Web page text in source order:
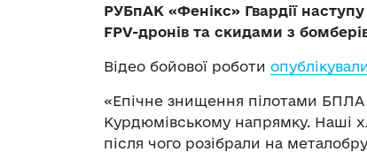
РУБпАК «Фенікс» Гвардії
FPV-дронів та скидами з
Відео бойової роботи опублікували
«Епічне знищення пілотами
Курдюмівському напрямку. Наші
після чого розібрали на